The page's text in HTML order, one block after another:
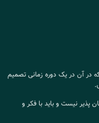
در آن در یک دوره زمانی تصمیم
پذیر نیست و باید با فکر و